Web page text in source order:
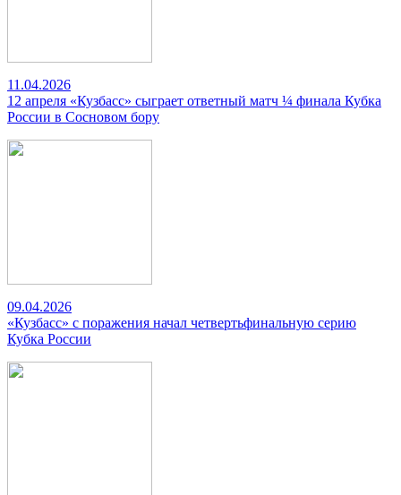
11.04.2026
12 апреля «Кузбасс» сыграет ответный матч ¼ финала Кубка
России в Сосновом бору
09.04.2026
«Кузбасс» с поражения начал четвертьфинальную серию
Кубка России